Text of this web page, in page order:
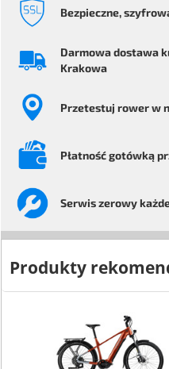
Bezpieczne,
Darmowa dostawa
Krakowa
Przetestuj rowerw
Płatność gotówką
Serwiszerowy
Produkty